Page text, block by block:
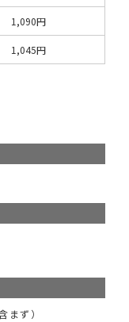
1,090円
1,045円
ず）